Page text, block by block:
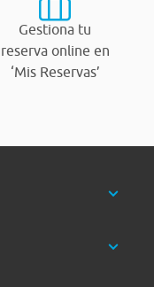
Gestiona tu
reserva online en
‘Mis Reservas’